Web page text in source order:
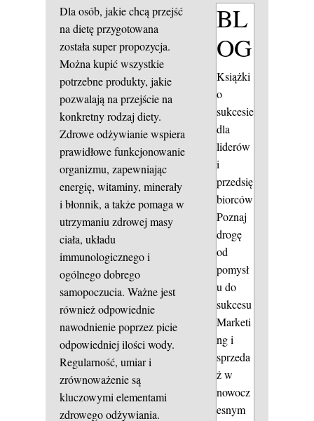
Dla osób, jakie chcą przejść
na dietę przygotowana
została super propozycja.
Można kupić wszystkie
potrzebne produkty, jakie
pozwalają na przejście na
konkretny rodzaj diety.
Zdrowe odżywianie wspiera
prawidłowe funkcjonowanie
organizmu, zapewniając
energię, witaminy, minerały
i błonnik, a także pomaga w
utrzymaniu zdrowej masy
ciała, układu
immunologicznego i
ogólnego dobrego
samopoczucia. Ważne jest
również odpowiednie
nawodnienie poprzez picie
odpowiedniej ilości wody.
Regularność, umiar i
zrównoważenie są
kluczowymi elementami
zdrowego odżywiania.
BL
OG
Książki
o
sukcesie
dla
liderów
i
przedsię
biorców
Poznaj
drogę
od
pomysł
u do
sukcesu
Marketi
ng i
sprzeda
ż w
nowocz
esnym